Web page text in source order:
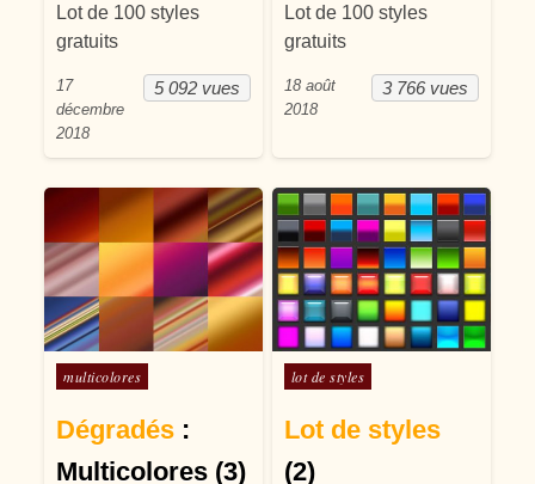
Lot de 100 styles
gratuits
5 092 vues
17
décembre
2018
Lot de 100 styles
gratuits
3 766 vues
18 août
2018
Posté dans
multicolores
Dégradés :
Multicolores (3)
Posté dans
lot de styles
Lot de styles
(2)